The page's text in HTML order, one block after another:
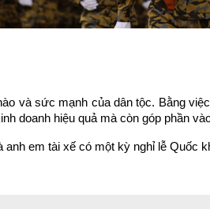
và sức mạnh của dân tộc. Bằng
doanh hiệu quả mà còn góp phần
em tài xế có một kỳ nghỉ lễ Quốc